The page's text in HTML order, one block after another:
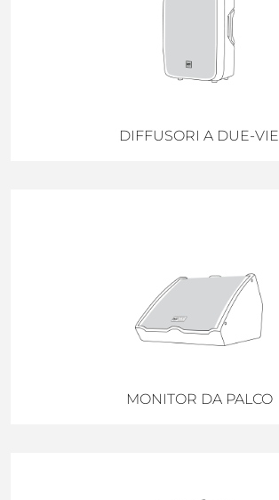
DIFFUSORI A DUE-VIE
MONITOR DA PALCO